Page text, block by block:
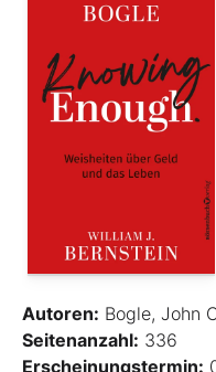
Autoren: Bogle, John
Seitenanzahl: 336
Erscheinungstermin: